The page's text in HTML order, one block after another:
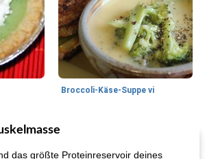
Broccoli-Käse-Suppe vi
35 min
das größte Proteinreservoir deines